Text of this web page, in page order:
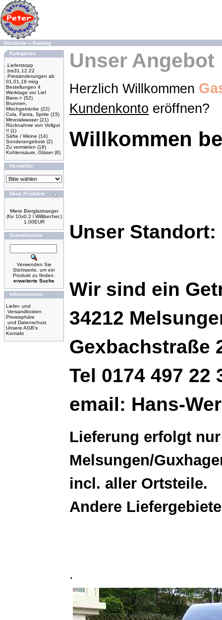
Startseite » Katalog
Kategorien
.Lieferstopp
.bis31.12.22
.Preisänderungen ab
01,01,19 mög
Bestellungen 4
Werktage vor Lief
Biere-> (52)
Brunnen,
Mischgetränke (22)
Cola, Fanta, Sprite (15)
Mineralwasser(21)
Rücknahme von Vollgut
!! (1)
Säfte / Weine (14)
Sonderangebote (2)
Zu vermieten (18)
Kohlensäure, Gläser(8)
Hersteller
Neue Produkte
Miete Bierglastraeger
(für 10x0.2 l Willibecher.)
1.00EUR
Schnellsuche
Verwenden Sie
Stichworte, um ein
Produkt zu finden.
erweiterte Suche
Informationen
Liefer- und
Versandkosten
Privatsphäre
und Datenschutz
Unsere AGB's
Kontakt
Unser Angebot
Herzlich Willkommen
Kundenkonto eröffnen?
Willkommen
Unser Standort:
Wir sind ein
34212
Gexbachstraße
Tel 0174 497 22
email: Hans-
Lieferung erfolgt
Melsungen/
incl. aller Ortsteile.
Andere
.